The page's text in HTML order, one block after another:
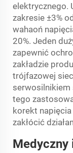
elektrycznego.
zakresie ±3%
wahaoń
20%. Jeden
zapewnić
zakładzie
trójfazowej
serwosilnikiem
tego
korekt napięcia
zakłócić
Medyczny